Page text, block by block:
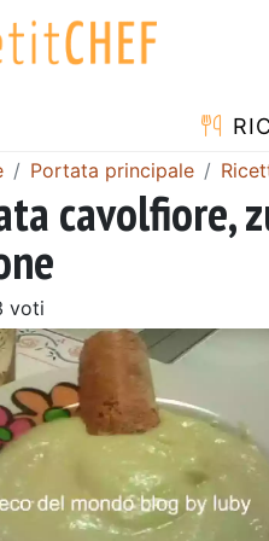
Portata principale
cavolfiore,